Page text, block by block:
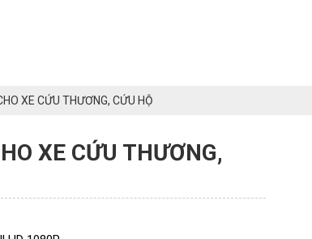
XE CỨU THƯƠNG, CỨU HỘ
XE CỨU THƯƠNG,